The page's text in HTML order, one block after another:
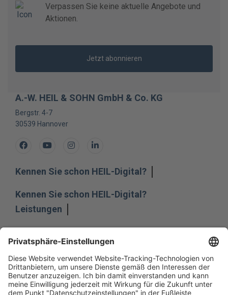
Verpassen Sie keine aktuelle Angebote und
Aktionen.
Jetzt abonnieren
A.-W. HEIL & SOHN GmbH & Co. KG
Bergstr. 4-7
30539 Hannover
FacebookYoutubeInstagramLinkedIn
Kennen Sie schon HEIL-Digital?
Kennen Sie schon HEIL-Digital?
Leistungen
Unternehmen
Unternehmen